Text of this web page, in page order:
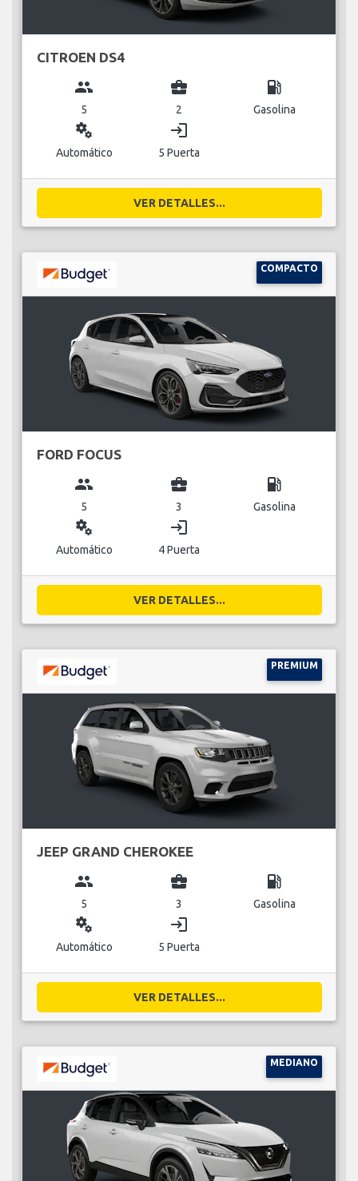
CITROEN DS4
group
5
business_center
2
local_gas_station
Gasolina
miscellaneous_services
Automático
login
5 Puerta
VER DETALLES...
COMPACTO
FORD FOCUS
group
5
business_center
3
local_gas_station
Gasolina
miscellaneous_services
Automático
login
4 Puerta
VER DETALLES...
PREMIUM
JEEP GRAND CHEROKEE
group
5
business_center
3
local_gas_station
Gasolina
miscellaneous_services
Automático
login
5 Puerta
VER DETALLES...
MEDIANO